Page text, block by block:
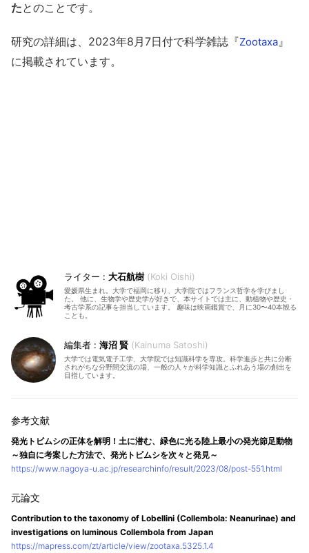
たとのことです。
研究の詳細は、2023年8月7日付で科学雑誌『Zootaxa』
に掲載されています。
大石航樹 Koki Oishi
愛媛県生まれ。大学で福岡に移り、大学院ではフランス哲学を学びまし
た。 他に、生物学や歴史学が好きで、本サイトでは主に、動植物や歴史・
考古学系の記事を担当しています。 趣味は映画鑑賞で、月に30〜40本観る
ことも。
海沼 賢 Kainuma Satoshi
大学では電気電子工学、大学院では知識科学を専攻。科学進歩と共に分断
されがちな分野間交流の場、一般の人々が科学知識とふれあう場の創出を
目指しています。
発光トビムシの正体を解明！土に潜む、緑色に光る陸上最小の発光節足動物
～独自に考案した方法で、発光トビムシを次々と発見～
https://www.nagoya-u.ac.jp/researchinfo/result/2023/08/post-551.html
Contribution to the taxonomy of Lobellini (Collembola: Neanurinae) and
investigations on luminous Collembola from Japan
https://mapress.com/zt/article/view/zootaxa.5325.1.4